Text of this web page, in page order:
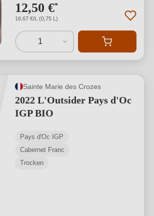
12,50 €*
16,67 €/L (0,75 L)
1
Sainte Marie des Crozes
2022 L'Outsider Pays d'Oc
IGP BIO
Pays d'Oc IGP
Cabernet Franc
Trocken